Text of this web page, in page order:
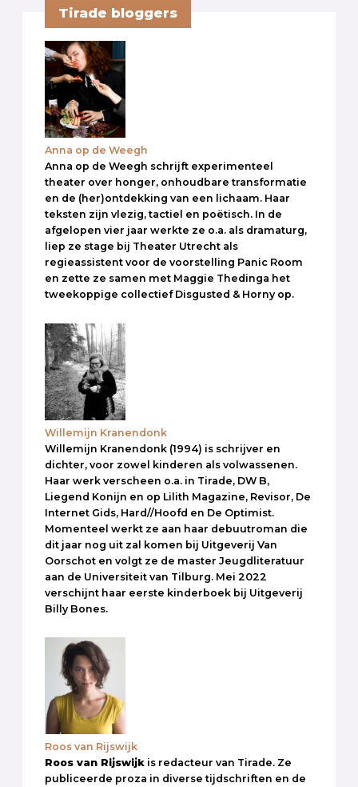
Tirade bloggers
Anna op de Weegh
Anna op de Weegh schrijft experimenteel
theater over honger, onhoudbare transformatie
en de (her)ontdekking van een lichaam. Haar
teksten zijn vlezig, tactiel en poëtisch. In de
afgelopen vier jaar werkte ze o.a. als dramaturg,
liep ze stage bij Theater Utrecht als
regieassistent voor de voorstelling Panic Room
en zette ze samen met Maggie Thedinga het
tweekoppige collectief Disgusted & Horny op.
Willemijn Kranendonk
Willemijn Kranendonk (1994) is schrijver en
dichter, voor zowel kinderen als volwassenen.
Haar werk verscheen o.a. in Tirade, DW B,
Liegend Konijn en op Lilith Magazine, Revisor, De
Internet Gids, Hard//Hoofd en De Optimist.
Momenteel werkt ze aan haar debuutroman die
dit jaar nog uit zal komen bij Uitgeverij Van
Oorschot en volgt ze de master Jeugdliteratuur
aan de Universiteit van Tilburg. Mei 2022
verschijnt haar eerste kinderboek bij Uitgeverij
Billy Bones.
Roos van Rijswijk
Roos van Rijswijk is redacteur van Tirade. Ze
publiceerde proza in diverse tijdschriften en de